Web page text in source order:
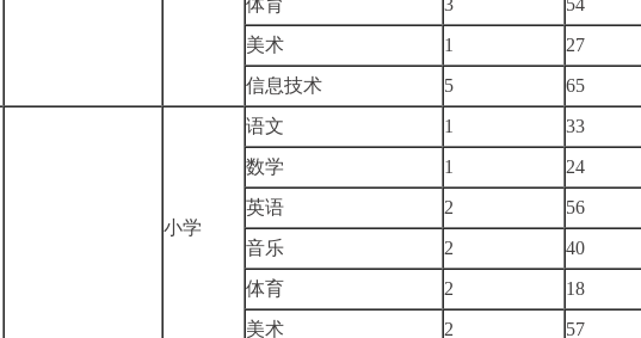
体育
3
54
美术
1
27
信息技术
5 65
小学
语文 1
33
数学
1
24
英语
2
56
音乐
2
40
体育
2
18
美术
2 57